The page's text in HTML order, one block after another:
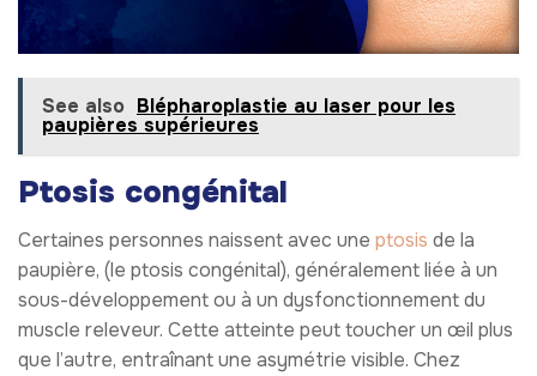
See also Blépharoplastie au laser pour les
paupières supérieures
Ptosis congénital
Certaines personnes naissent avec une ptosis de la
paupière, (le ptosis congénital), généralement liée à un
sous-développement ou à un dysfonctionnement du
muscle releveur. Cette atteinte peut toucher un œil plus
que l’autre, entraînant une asymétrie visible. Chez